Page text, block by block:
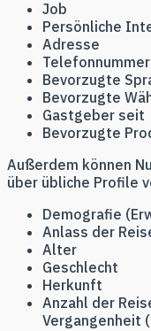
Job
Persönliche
Adresse
Telefonnummer
Bevorzugte
Bevorzugte
Gastgeber seit
Bevorzugte
Außerdem können
über übliche Profile
Demografie
Anlass der
Alter
Geschlecht
Herkunft
Anzahl der
Vergangenheit